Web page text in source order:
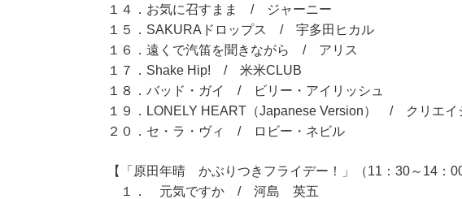
１４．お気に召すまま / ジャーニー
１５．SAKURAドロップス / 宇多田ヒカル
１６．遠くで汽笛を聞きながら / アリス
１７．Shake Hip! / 米米CLUB
１８．バッド・ガイ / ビリー・アイリッシュ
１９．LONELY HEART（Japanese Version） / クリエイ
２０．セ・ラ・ヴィ / ロビー・ネビル
【「原田年晴 かぶりつきフライデー！」（11：30～14：00
１． 元気ですか / 河島 英五